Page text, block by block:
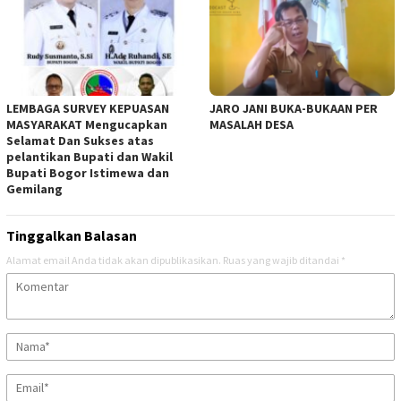
LEMBAGA SURVEY KEPUASAN
MASYARAKAT Mengucapkan
Selamat Dan Sukses atas
pelantikan Bupati dan Wakil
Bupati Bogor Istimewa dan
Gemilang
JARO JANI BUKA-BUKAAN PER
MASALAH DESA
Tinggalkan Balasan
Alamat email Anda tidak akan dipublikasikan. Ruas yang wajib ditandai *